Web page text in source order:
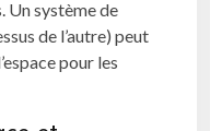
Un système de
de l’autre) peut
pour les